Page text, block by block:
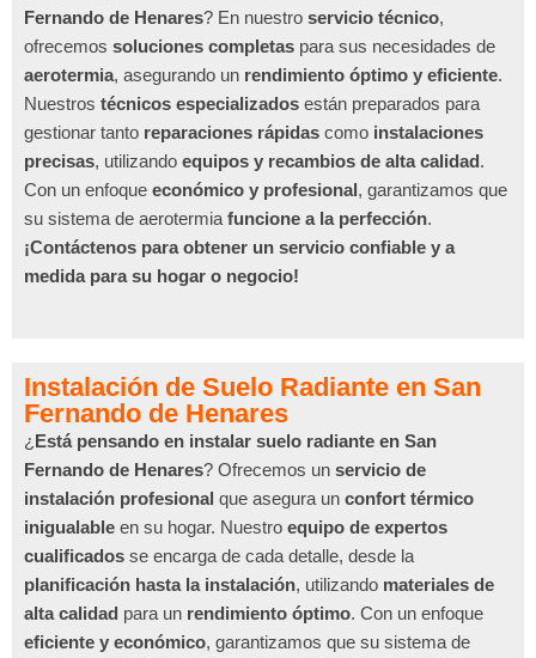
Fernando de Henares? En nuestro servicio técnico,
ofrecemos soluciones completas para sus necesidades de
aerotermia, asegurando un rendimiento óptimo y eficiente.
Nuestros técnicos especializados están preparados para
gestionar tanto reparaciones rápidas como instalaciones
precisas, utilizando equipos y recambios de alta calidad.
Con un enfoque económico y profesional, garantizamos que
su sistema de aerotermia funcione a la perfección.
¡Contáctenos para obtener un servicio confiable y a
medida para su hogar o negocio!
Instalación de Suelo Radiante en San
Fernando de Henares
¿ Está pensando en instalar suelo radiante en San
Fernando de Henares? Ofrecemos un servicio de
instalación profesional que asegura un confort térmico
inigualable en su hogar. Nuestro equipo de expertos
cualificados se encarga de cada detalle, desde la
planificación hasta la instalación, utilizando materiales de
alta calidad para un rendimiento óptimo. Con un enfoque
eficiente y económico, garantizamos que su sistema de